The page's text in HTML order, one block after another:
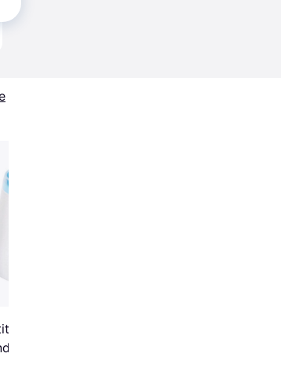
Udskiftningsfilter til
3 pcs